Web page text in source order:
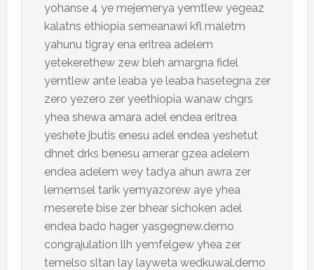
yohanse 4 ye mejemerya yemtlew yegeaz
kalatns ethiopia semeanawi kfl maletm
yahunu tigray ena eritrea adelem
yetekerethew zew bleh amargna fidel
yemtlew ante leaba ye leaba hasetegna zer
zero yezero zer yeethiopia wanaw chgrs
yhea shewa amara adel endea eritrea
yeshete jbutis enesu adel endea yeshetut
dhnet drks benesu amerar gzea adelem
endea adelem wey tadya ahun awra zer
lememsel tarik yemyazorew aye yhea
meserete bise zer bhear sichoken adel
endea bado hager yasgegnew.demo
congrajulation llh yemfelgew yhea zer
temelso sltan lay layweta wedkuwal.demo